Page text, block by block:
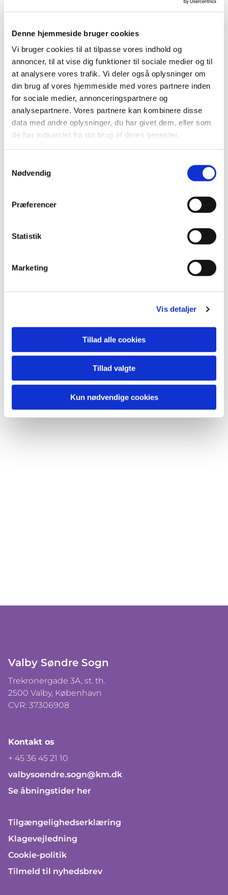
Denne hjemmeside bruger cookies
Vi bruger cookies til at tilpasse vores indhold og
annoncer, til at vise dig funktioner til sociale medier og til
at analysere vores trafik. Vi deler også oplysninger om
din brug af vores hjemmeside med vores partnere inden
for sociale medier, annonceringspartnere og
analysepartnere. Vores partnere kan kombinere disse
data med andre oplysninger, du har givet dem, eller som
de har indsamlet fra din brug af deres tjenester.
Nødvendig
Præferencer
Statistik
Marketing
Vis detaljer
Tillad alle cookies
Tillad valgte
Kun nødvendige cookies
hyggeligt samvær i kirken.
Alle er hjerteligt velkomne, og vi glæder os til at
se dig.
lide...
Valby Søndre Sogn
Trekronergade 3A, st. th.
2500 Valby, København
CVR: 37306908
Kontakt os
+ 45 36 45 21 10
valbysoendre.sogn@km.dk
Se åbningstider her
Tilgængelighedserklæring
Klagevejledning
Cookie-politik
Tilmeld til nyhedsbrev